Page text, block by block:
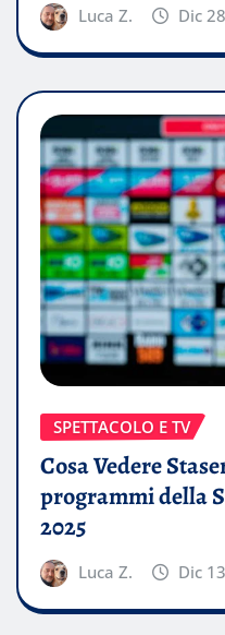
Luca Z. Dic
SPETTACOLO E TV
Cosa Vedere
programmi della
2025
Luca Z. Dic